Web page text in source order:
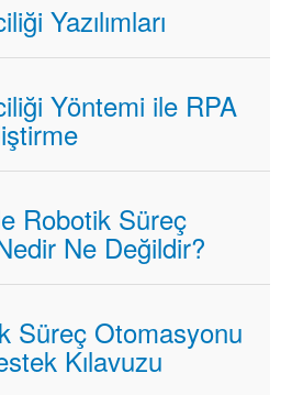
Yazılımları
Yöntemi ile RPA
Robotik Süreç
Ne Değildir?
Süreç Otomasyonu
Kılavuzu